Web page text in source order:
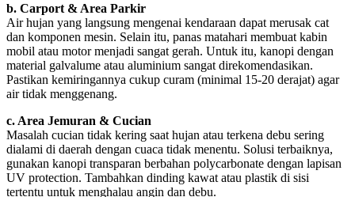
b. Carport & Area Parkir
Air hujan yang langsung mengenai kendaraan dapat merusak cat
dan komponen mesin. Selain itu, panas matahari membuat kabin
mobil atau motor menjadi sangat gerah. Untuk itu, kanopi dengan
material galvalume atau aluminium sangat direkomendasikan.
Pastikan kemiringannya cukup curam (minimal 15-20 derajat) agar
air tidak menggenang.
c. Area Jemuran & Cucian
Masalah cucian tidak kering saat hujan atau terkena debu sering
dialami di daerah dengan cuaca tidak menentu. Solusi terbaiknya,
gunakan kanopi transparan berbahan polycarbonate dengan lapisan
UV protection. Tambahkan dinding kawat atau plastik di sisi
tertentu untuk menghalau angin dan debu.